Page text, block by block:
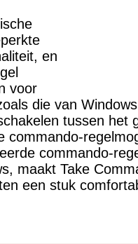
en
voor
die van
tussen het
commando-
commando-
maakt Take
een stuk